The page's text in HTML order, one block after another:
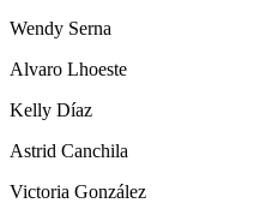
Wendy Serna
Alvaro Lhoeste
Kelly Díaz
Astrid Canchila
Victoria González